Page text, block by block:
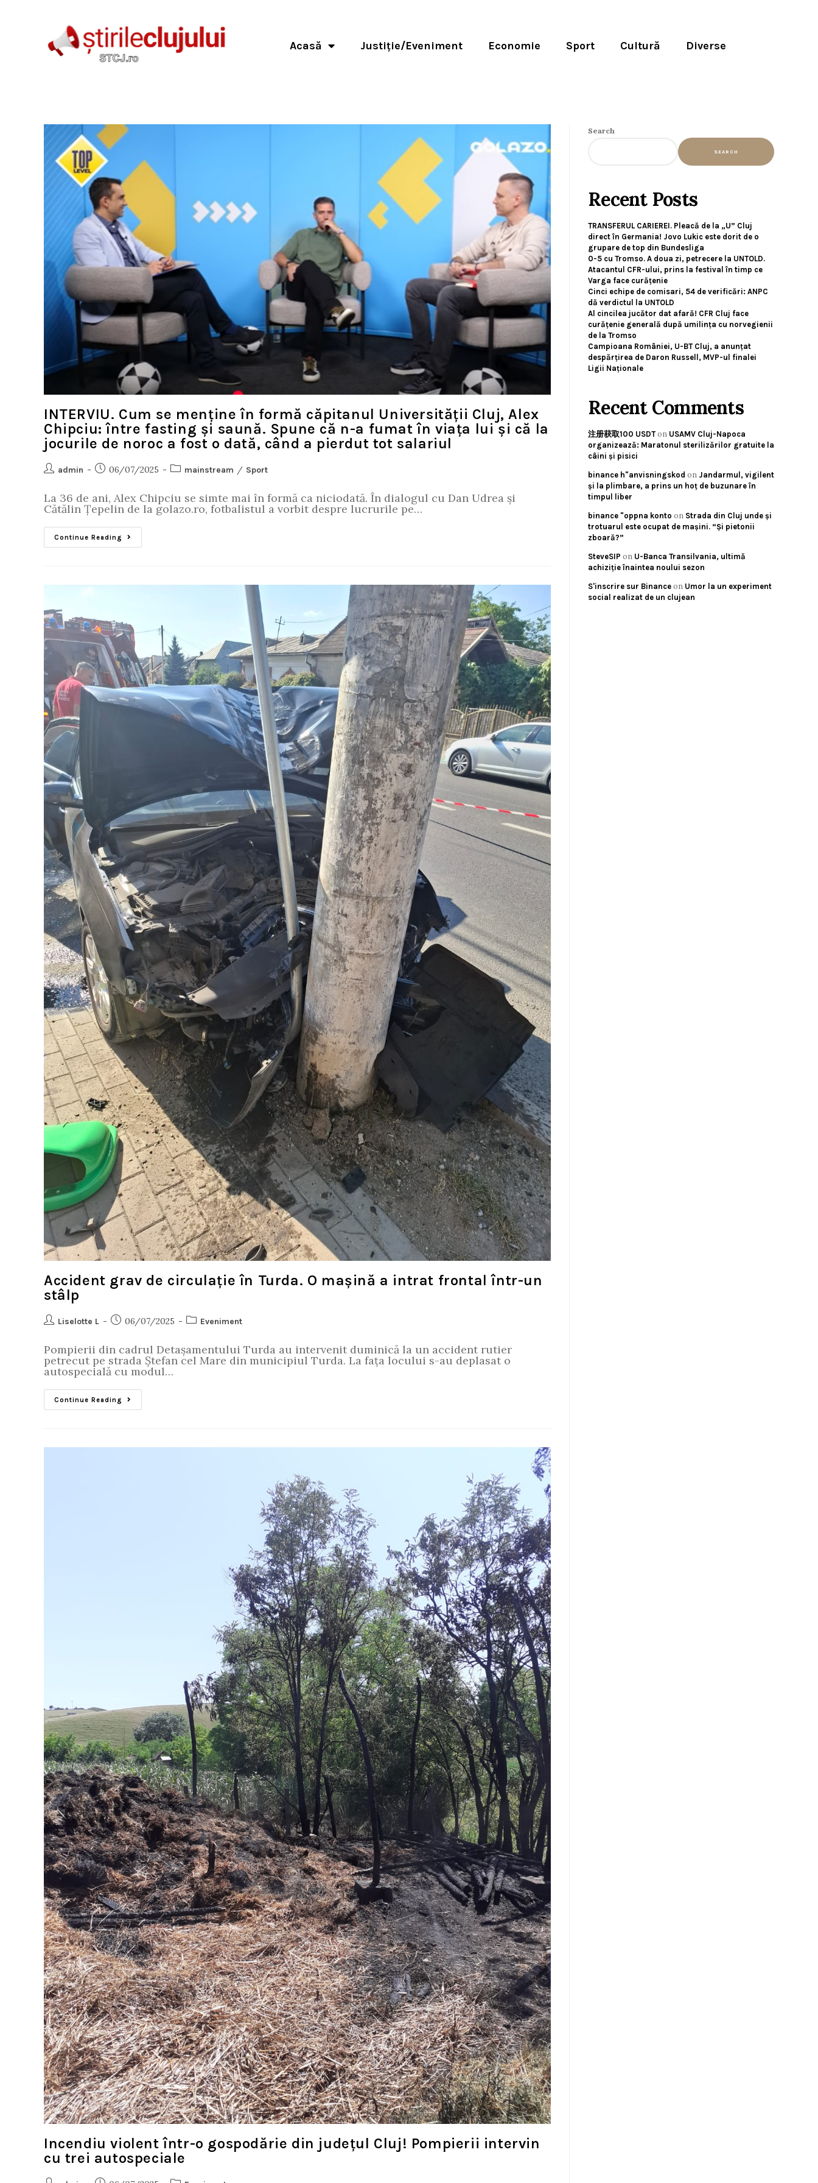
Acasă Justiție/Eveniment Economie Sport Cultură Diverse
INTERVIU. Cum se menține în formă căpitanul Universității Cluj, Alex
Chipciu: între fasting și saună. Spune că n-a fumat în viața lui și că la
jocurile de noroc a fost o dată, când a pierdut tot salariul
admin 06/07/2025 mainstream / Sport
La 36 de ani, Alex Chipciu se simte mai în formă ca niciodată. În dialogul cu Dan Udrea și
Cătălin Țepelin de la golazo.ro, fotbalistul a vorbit despre lucrurile pe…
Continue Reading
Accident grav de circulație în Turda. O mașină a intrat frontal într-un
stâlp
Liselotte L 06/07/2025 Eveniment
Pompierii din cadrul Detașamentului Turda au intervenit duminică la un accident rutier
petrecut pe strada Ștefan cel Mare din municipiul Turda. La fața locului s-au deplasat o
autospecială cu modul…
Continue Reading
Incendiu violent într-o gospodărie din județul Cluj! Pompierii intervin
cu trei autospeciale
Search
SEARCH
Recent Posts
TRANSFERUL CARIEREI. Pleacă de la „U” Cluj
direct în Germania! Jovo Lukic este dorit de o
grupare de top din Bundesliga
0-5 cu Tromso. A doua zi, petrecere la UNTOLD.
Atacantul CFR-ului, prins la festival în timp ce
Varga face curățenie
Cinci echipe de comisari, 54 de verificări: ANPC
dă verdictul la UNTOLD
Al cincilea jucător dat afară! CFR Cluj face
curățenie generală după umilința cu norvegienii
de la Tromso
Campioana României, U-BT Cluj, a anunțat
despărțirea de Daron Russell, MVP-ul finalei
Ligii Naționale
Recent Comments
注册获取100 USDTon USAMV Cluj-Napoca
organizează: Maratonul sterilizărilor gratuite la
câini și pisici
binance h"anvisningskod on Jandarmul, vigilent
și la plimbare, a prins un hoț de buzunare în
timpul liber
binance "oppna konto on Strada din Cluj unde și
trotuarul este ocupat de mașini. “Și pietonii
zboară?”
SteveSIP on U-Banca Transilvania, ultimă
achiziție înaintea noului sezon
S'inscrire sur Binance on Umor la un experiment
social realizat de un clujean